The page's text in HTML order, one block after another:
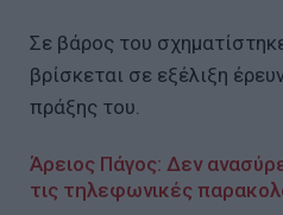
Σε βάρος του
βρίσκεται σε εξέλιξη
πράξης του.
Άρειος Πάγος: Δεν
τις τηλεφωνικές